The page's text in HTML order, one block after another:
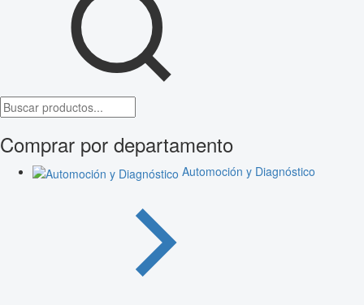
Comprar por departamento
Automoción y Diagnóstico